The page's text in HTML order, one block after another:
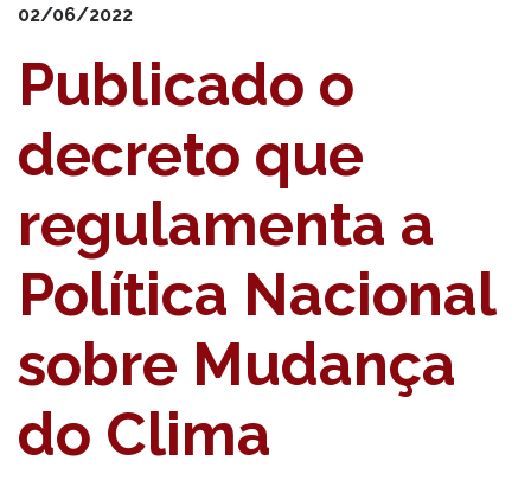
02/06/2022
Publicado o
decreto que
regulamenta a
Política Nacional
sobre Mudança
do Clima